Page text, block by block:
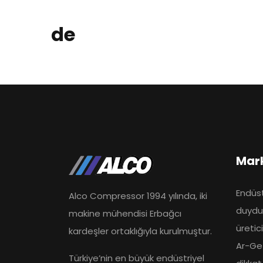
de
Alco Compressor 1994 yılında, iki
makine mühendisi Erbağcı
kardeşler ortaklığıyla kurulmuştur.
Türkiye’nin en büyük endüstriyel
Ar-Ge